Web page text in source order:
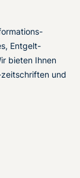
Entgelt-
bieten Ihnen
und